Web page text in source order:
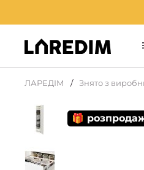
ЛАРЕДІМ Знято з
🎁